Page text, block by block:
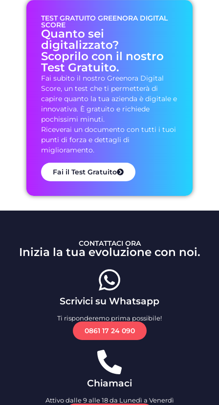
TEST GRATUITO GREENORA DIGITAL
SCORE
Quanto sei
digitalizzato?
Scoprilo con il nostro
Test Gratuito.
Fai subito il nostro Greenora Digital
Score, un test che ti permetterà di
capire quanto la tua azienda è digitale e
innovativa. È gratuito e richiede
pochissimi minuti.
Riceverai un documento con tutti i tuoi
punti di forza e dettagli di
miglioramento.
Fai il Test Gratuito
CONTATTACI ORA
Inizia la tua evoluzione con noi.
Scrivici su Whatsapp
Ti risponderemo prima possibile!
0861 17 24 090
Chiamaci
Attivo dalle 9 alle 18 da Lunedì a Venerdì